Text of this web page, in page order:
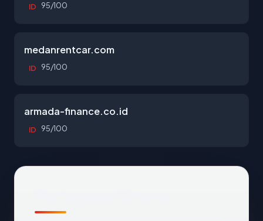
ID 95/100
medanrentcar.com
ID 95/100
armada-finance.co.id
ID 95/100